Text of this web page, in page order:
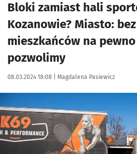
Bloki zamiast hali
Kozanowie? Miasto:
mieszkańców na
pozwolimy
Data publikacji:
08.03.2024 18:08 | Autor:
Magdalena Pasiewicz